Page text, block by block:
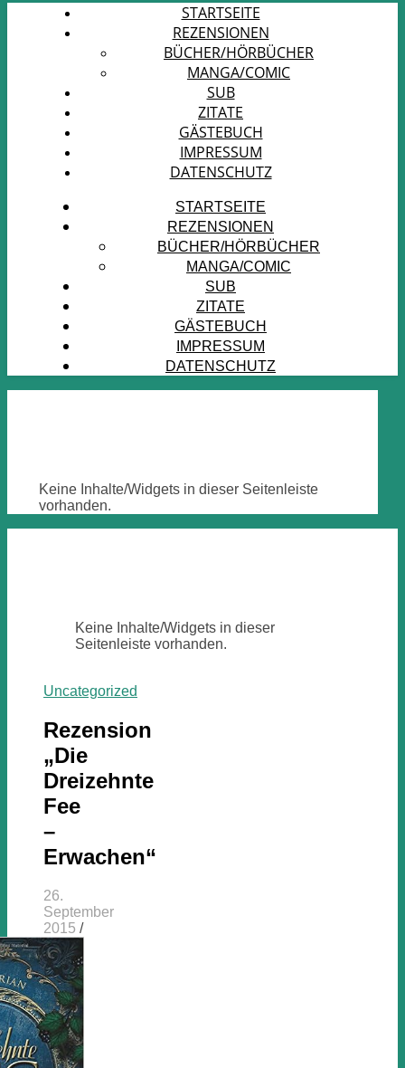
STARTSEITE
REZENSIONEN
BÜCHER/HÖRBÜCHER
MANGA/COMIC
SUB
ZITATE
GÄSTEBUCH
IMPRESSUM
DATENSCHUTZ
STARTSEITE
REZENSIONEN
BÜCHER/HÖRBÜCHER
MANGA/COMIC
SUB
ZITATE
GÄSTEBUCH
IMPRESSUM
DATENSCHUTZ
Keine Inhalte/Widgets in dieser Seitenleiste
vorhanden.
Keine Inhalte/Widgets in dieser
Seitenleiste vorhanden.
Uncategorized
Rezension
„Die
Dreizehnte
Fee
–
Erwachen“
26.
September
2015 /